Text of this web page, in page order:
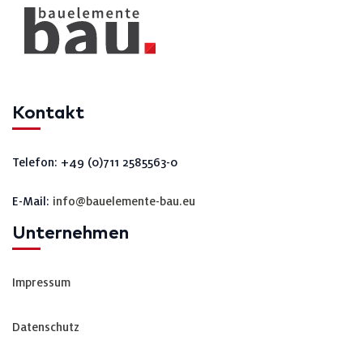
Kontakt
Telefon: +49 (0)711 2585563-0
E-Mail: info@bauelemente-bau.eu
Unternehmen
Impressum
Datenschutz